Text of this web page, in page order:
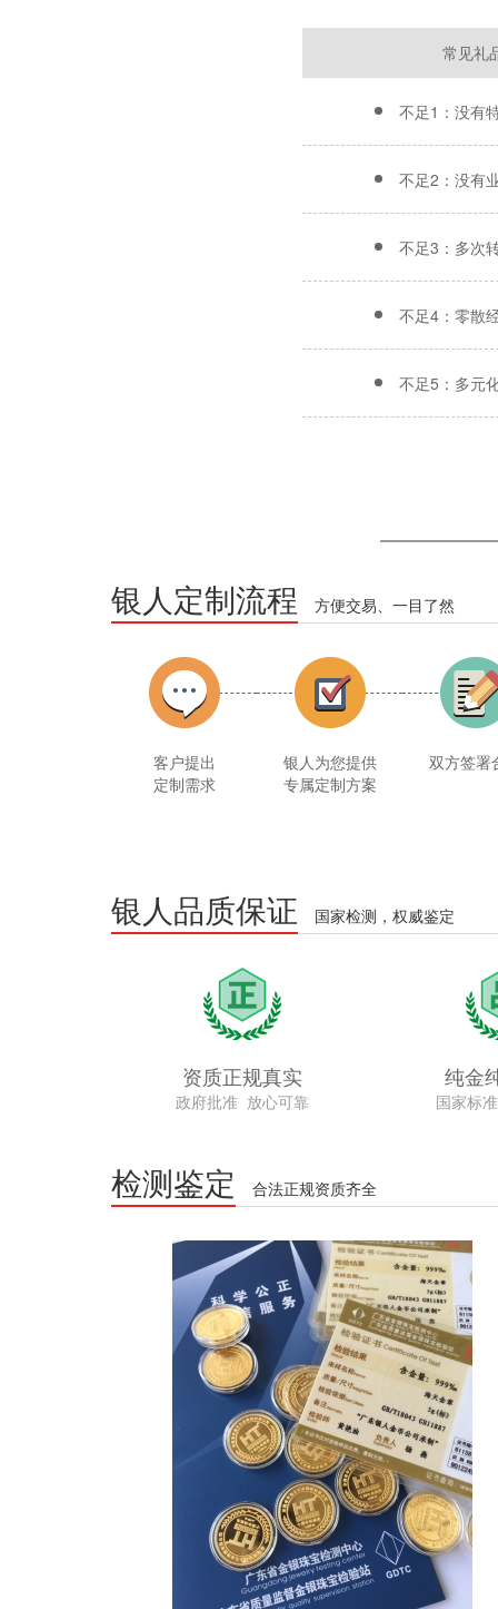
常见礼
不足1：没有
不足2：没有
不足3：多次
不足4：零散
不足5：多元
银人定制流程 方便交易、一目了然
客户提出
定制需求
银人为您提供
专属定制方案
双方签署
银人品质保证 国家检测，权威鉴定
资质正规真实
政府批准 放心可靠
纯金
国家标
检测鉴定 合法正规资质齐全